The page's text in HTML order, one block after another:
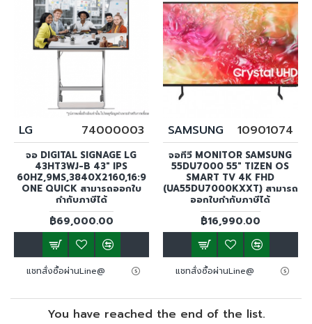
LG 74000003
จอ DIGITAL SIGNAGE LG
43HT3WJ-B 43" IPS
60HZ,9MS,3840X2160,16:9
ONE QUICK สามารถออกใบ
กำกับภาษีได้
฿69,000.00
แชทสั่งซื้อผ่านLine@
SAMSUNG 10901074
จอทีวี MONITOR SAMSUNG
55DU7000 55" TIZEN OS
SMART TV 4K FHD
(UA55DU7000KXXT) สามารถ
ออกใบกำกับภาษีได้
฿16,990.00
แชทสั่งซื้อผ่านLine@
You have reached the end of the list.